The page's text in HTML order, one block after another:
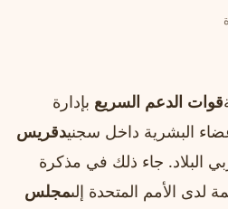
قوات الدعم السريع بإدارة
البشرية داخل سجنيدقريس
البلاد. جاء ذلك في مذكرة
لدى الأمم المتحدة إلىمجلس